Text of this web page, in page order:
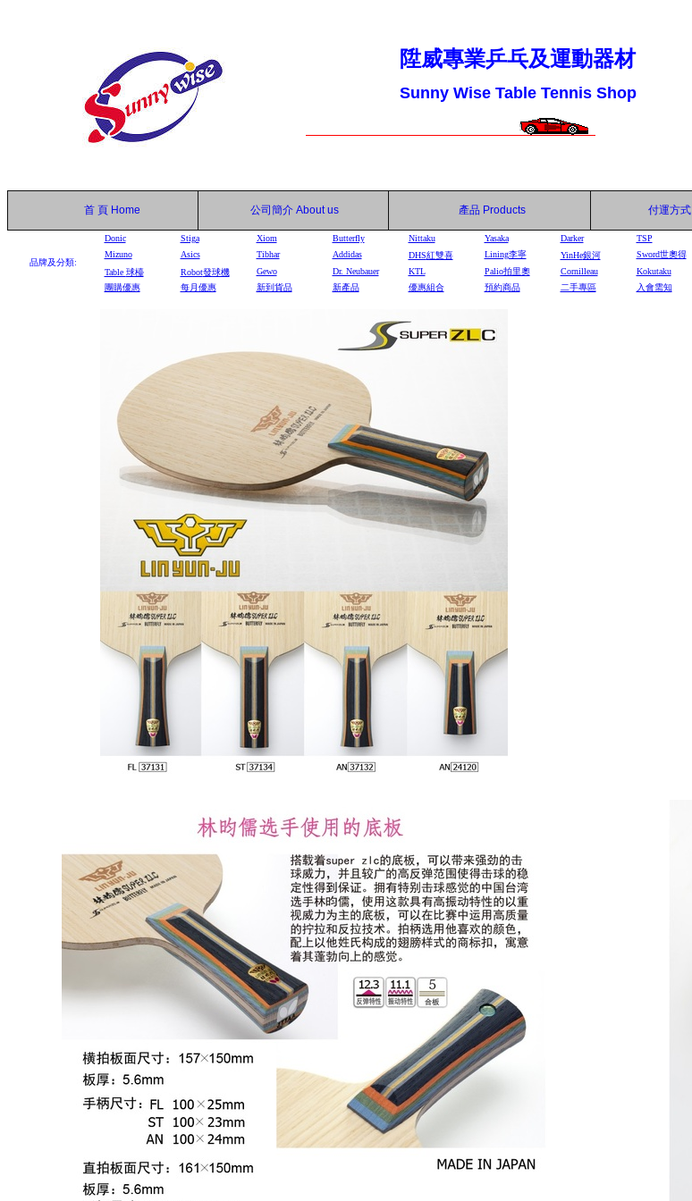
陞威專業乒乓及運動器材
Sunny Wise Table Tennis Shop
首 頁 Home 公司簡介 About us 產品 Products 付運方式
品牌及分類:
Donic Stiga Xiom Butterfly Nittaku Yasaka Darker TSP
Mizuno
Asics Tibhar Addidas DHS紅雙喜 Lining李寧 YinHe銀河 Sword世奧得
Table 球檯 Robot發球機 Gewo Dr. Neubauer KTL Palio拍里奧 Cornilleau Kokutaku
團購優惠
每月優惠 新到貨品 新產品 優惠組合 預約商品 二手專區 入會需知